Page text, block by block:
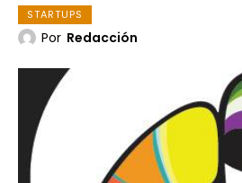
STARTUPS
Por Redacción